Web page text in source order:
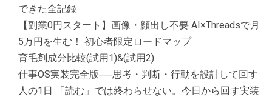
できた全記録
【副業0円スタート】画像・顔出し不要 AI×Threadsで月
5万円を生む！ 初心者限定ロードマップ
育毛剤成分比較(試用1)&(試用2)
仕事OS実装完全版──思考・判断・行動を設計して回す
人の1日 「読む」では終わらせない。今日から回す実装